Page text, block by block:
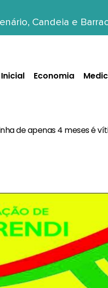
Candeia e
Inicial Economia
de apenas 4 meses é